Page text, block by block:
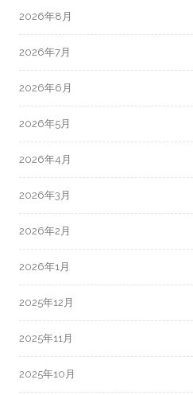
2026年8月
2026年7月
2026年6月
2026年5月
2026年4月
2026年3月
2026年2月
2026年1月
2025年12月
2025年11月
2025年10月